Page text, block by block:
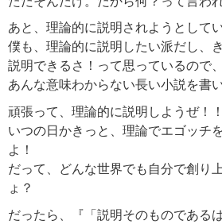
あと、理論的に説明されようとして
僕も、理論的に説明したい派だし、
説明できるさ！って思っているので、
あんな意味わからない長い小説を書
頑張って、理論的に説明しようぜ！！
いつの日かきっと、理論でエゴッチ
よ！
だって、どんな世界でも自分で創り
ょ？
だったら、『「説明そのものである